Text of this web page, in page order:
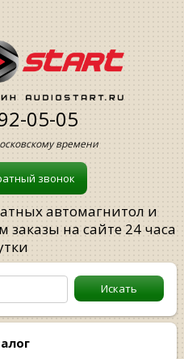
05-05
времени
звонок
автомагнитол и
заказы на сайте 24 часа